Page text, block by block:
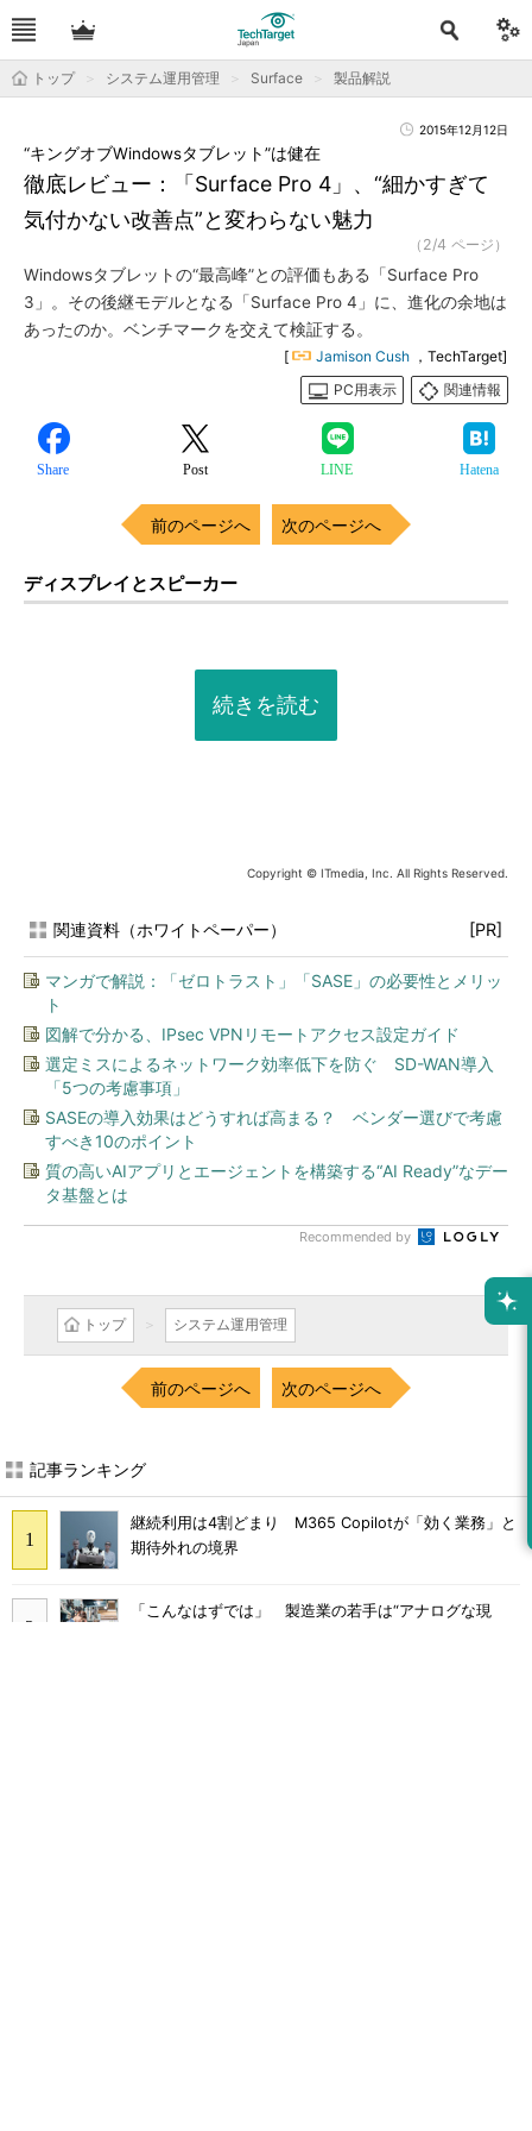
トップ システム運用管理 Surface 製品解説
2015年12月12日
徹底レビュー：「Surface Pro 4」、“細かすぎて
気付かない改善点”と変わらない魅力
“キングオブWindowsタブレット”は健在
（2/4 ページ）
Windowsタブレットの“最高峰”との評価もある「Surface Pro
3」。その後継モデルとなる「Surface Pro 4」に、進化の余地は
あったのか。ベンチマークを交えて検証する。
[ Jamison Cush ，TechTarget]
PC用表示
関連情報
Share Post LINE Hatena
前のページへ 次のページへ
ディスプレイとスピーカー
続きを読む
Copyright © ITmedia, Inc. All Rights Reserved.
関連資料（ホワイトペーパー） [PR]
マンガで解説：「ゼロトラスト」「SASE」の必要性とメリッ
ト
図解で分かる、IPsec VPNリモートアクセス設定ガイド
選定ミスによるネットワーク効率低下を防ぐ SD-WAN導入
「5つの考慮事項」
SASEの導入効果はどうすれば高まる？ ベンダー選びで考慮
すべき10のポイント
質の高いAIアプリとエージェントを構築する“AI Ready”なデー
タ基盤とは
Recommended by
トップ システム運用管理
前のページへ 次のページへ
記事ランキング
継続利用は4割どまり M365 Copilotが「効く業務」と
期待外れの境界
「こんなはずでは」 製造業の若手は“アナログな現